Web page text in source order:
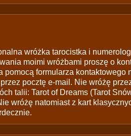
wróżka tarocistka i numerolog
moimi wróżbami proszę o
pomocą formularza kontaktowego
pocztę e-mail. Nie wróżę
talii: Tarot of Dreams (Tarot
wróżę natomiast z kart